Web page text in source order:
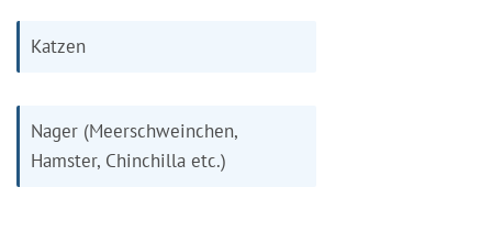
Katzen
Nager (Meerschweinchen,
Hamster, Chinchilla etc.)